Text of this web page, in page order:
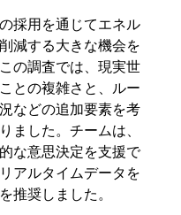
採用を通じてエネル
減する大きな機会を
の調査では、現実世
との複雑さと、ルー
などの追加要素を考
ました。チームは、
な意思決定を支援で
アルタイムデータを
推奨しました。